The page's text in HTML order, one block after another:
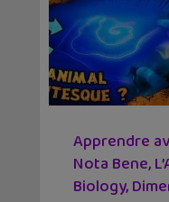
Apprendre
Nota Bene,
Biology,